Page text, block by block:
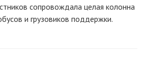
сопровождала целая колонна
и грузовиков поддержки.